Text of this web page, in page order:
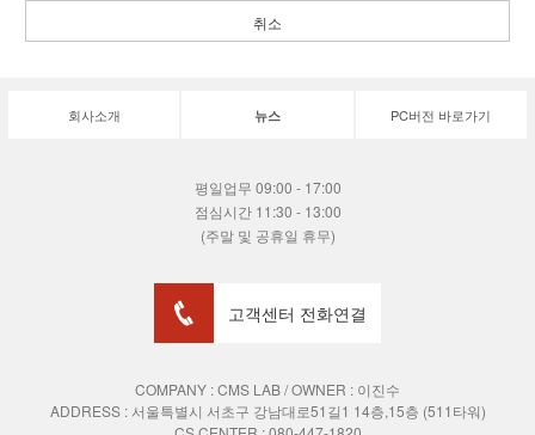
취소
회사소개 뉴스 PC버전 바로가기
평일업무 09:00 - 17:00
점심시간 11:30 - 13:00
(주말 및 공휴일 휴무)
고객센터 전화연결
COMPANY : CMS LAB / OWNER : 이진수
ADDRESS : 서울특별시 서초구 강남대로51길1 14층,15층 (511타워)